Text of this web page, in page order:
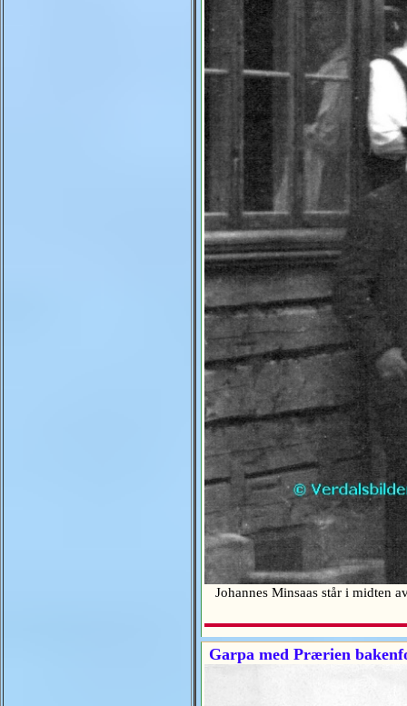
Johannes Minsaas står i midten
Garpa med Prærien